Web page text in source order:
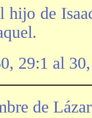
hijo de
29:1 al
de